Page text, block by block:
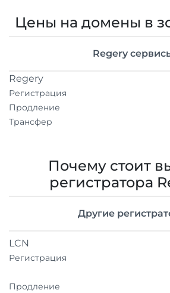
Цены на домены в
Regery
Regery
Регистрация
Продление
Трансфер
Почему стоит
регистратора
Другие
LCN
Регистрация
Продление